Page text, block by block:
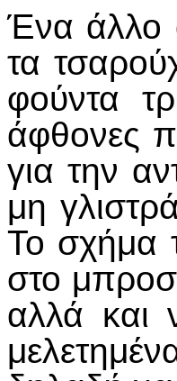
Ένα άλλο
τα
φούντα
άφθονες
για την
μη
Το σχήμα
στο
αλλά και